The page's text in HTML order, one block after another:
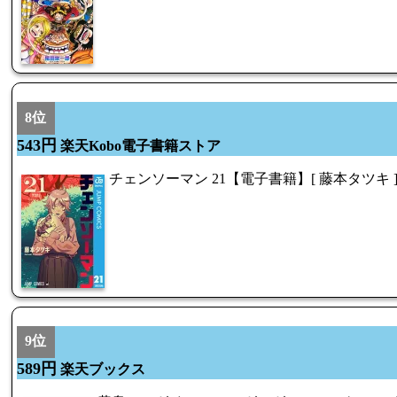
8位
543円 楽天Kobo電子書籍ストア
チェンソーマン 21【電子書籍】[ 藤本タツキ ]
9位
589円 楽天ブックス